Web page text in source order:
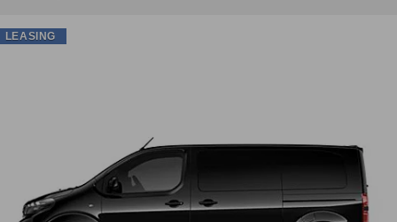
LEASING